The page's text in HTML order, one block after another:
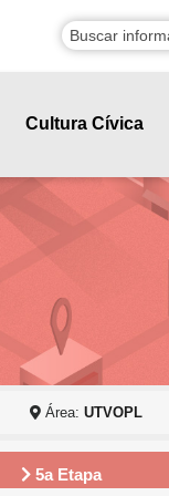
Cultura Cívica
Área: UTVOPL
5a Etapa